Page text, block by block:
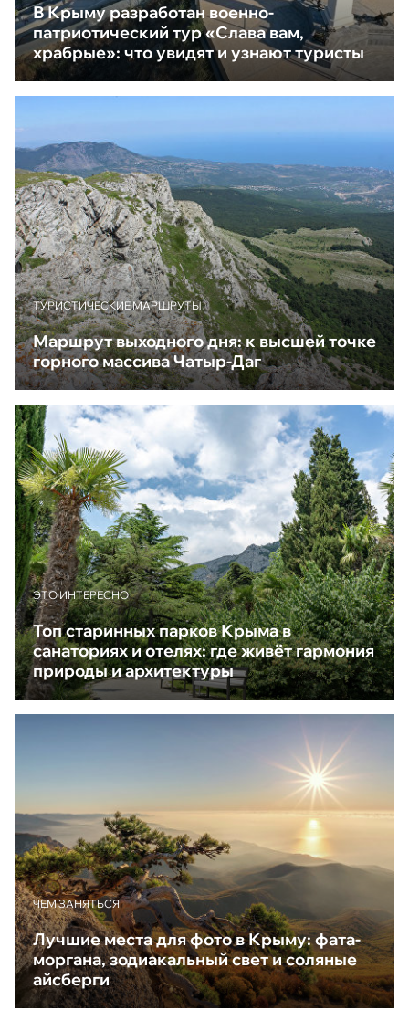
В Крыму разработан военно-
патриотический тур «Слава вам,
храбрые»: что увидят и узнают туристы
ТУРИСТИЧЕСКИЕ МАРШРУТЫ
Маршрут выходного дня: к высшей точке
горного массива Чатыр-Даг
ЭТО ИНТЕРЕСНО
Топ старинных парков Крыма в
санаториях и отелях: где живёт гармония
природы и архитектуры
ЧЕМ ЗАНЯТЬСЯ
Лучшие места для фото в Крыму: фата-
моргана, зодиакальный свет и соляные
айсберги